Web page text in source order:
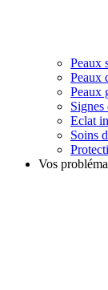
Peaux
Peaux
Peaux
Signes
Eclat
Soins
Vos